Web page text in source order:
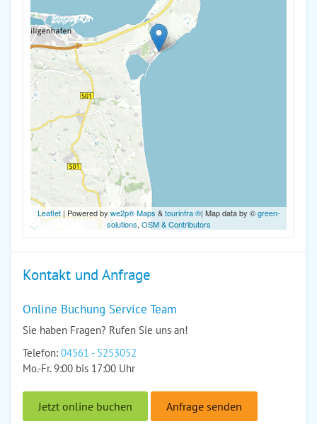
Leaflet| Powered bywe2p® Maps &tourinfra ®| Map data by ©green-
solutions, OSM & Contributors
Kontakt und Anfrage
Online Buchung Service Team
Sie haben Fragen? Rufen Sie uns an!
Telefon: 04561 - 5253052
Mo.-Fr. 9:00 bis 17:00 Uhr
Jetzt online buchen Anfrage senden